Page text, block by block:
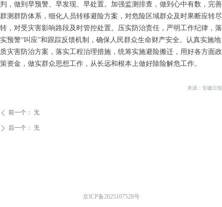
判，做到早预警、早发现、早处置。加强监测排查，做到心中有数，完善
群测群防体系，细化人员转移避险方案，对危险区域群众及时果断应转尽
转，对受灾害影响路段及时管控处置。压实防治责任，严明工作纪律，落
实预警“叫应”和跟踪反馈机制，确保人民群众生命财产安全。认真实施地
质灾害防治方案，落实工程治理措施，统筹实施避险搬迁，用好各方面政
策资金，做实群众思想工作，从长远和根本上做好除险解危工作。
来源：安徽日报
ꄴ 前一个： 无
ꄲ 后一个： 无
京ICP备2025107528号